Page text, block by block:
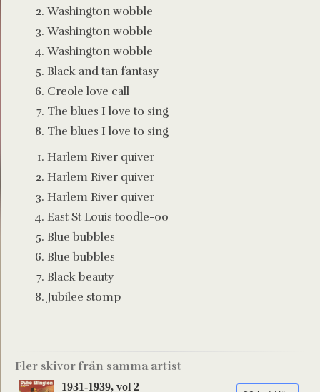
Washington wobble
Washington wobble
Washington wobble
Black and tan fantasy
Creole love call
The blues I love to sing
The blues I love to sing
Harlem River quiver
Harlem River quiver
Harlem River quiver
East St Louis toodle-oo
Blue bubbles
Blue bubbles
Black beauty
Jubilee stomp
Fler skivor från samma artist
1931-1939, vol 2